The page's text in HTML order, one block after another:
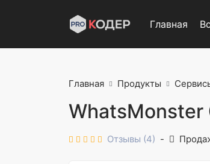
Главная
Главная Продукты
WhatsMonster
Отзывы (4) -